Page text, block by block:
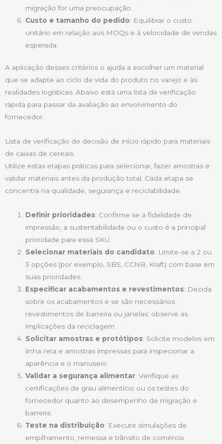
migração for uma preocupação.
Custo e tamanho do pedido: Equilibrar o custo
unitário em relação aos MOQs e à velocidade de vendas
esperada.
A aplicação desses critérios o ajuda a escolher um material
que se adapte ao ciclo de vida do produto no varejo e às
realidades logísticas. Abaixo está uma lista de verificação
rápida para passar da avaliação ao envolvimento do
fornecedor.
Lista de verificação de decisão de início rápido para materiais
de caixas de cereais
Utilize estas etapas práticas para selecionar, fazer amostras e
validar materiais antes da produção total. Cada etapa se
concentra na qualidade, segurança e reciclabilidade.
Definir prioridades: Confirme se a fidelidade de
impressão, a sustentabilidade ou o custo é a principal
prioridade para essa SKU.
Selecionar materiais do candidato: Limite-se a 2 ou
3 opções (por exemplo, SBS, CCNB, Kraft) com base em
suas prioridades.
Especificar acabamentos e revestimentos: Decida
sobre os acabamentos e se são necessários
revestimentos de barreira ou janelas; observe as
implicações da reciclagem.
Solicitar amostras e protótipos: Solicite modelos em
linha reta e amostras impressas para inspecionar a
aparência e o manuseio.
Validar a segurança alimentar: Verifique as
certificações de grau alimentício ou os testes do
fornecedor quanto ao desempenho de migração e
barreira.
Teste na distribuição: Execute simulações de
empilhamento, remessa e trânsito de comércio